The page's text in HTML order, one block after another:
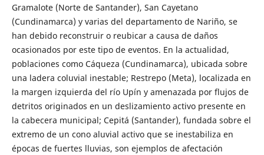
Gramalote (Norte de Santander), San Cayetano
(Cundinamarca) y varias del departamento de Nariño, se
han debido reconstruir o reubicar a causa de daños
ocasionados por este tipo de eventos. En la actualidad,
poblaciones como Cáqueza (Cundinamarca), ubicada sobre
una ladera coluvial inestable; Restrepo (Meta), localizada en
la margen izquierda del río Upín y amenazada por flujos de
detritos originados en un deslizamiento activo presente en
la cabecera municipal; Cepitá (Santander), fundada sobre el
extremo de un cono aluvial activo que se inestabiliza en
épocas de fuertes lluvias, son ejemplos de afectación